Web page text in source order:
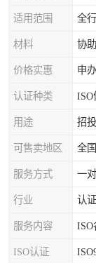
适用范围 全
材料 协
价格实惠 申
认证种类 ISO
用途 招
可售卖地区 全国
服务方式 一
行业 认
服务内容 ISO
ISO认证